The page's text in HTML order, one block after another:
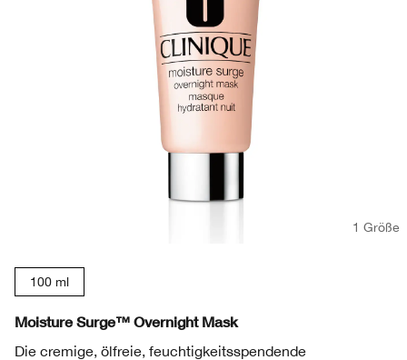
1 Größe
100 ml
Moisture Surge™ Overnight Mask
Die cremige, ölfreie, feuchtigkeitsspendende